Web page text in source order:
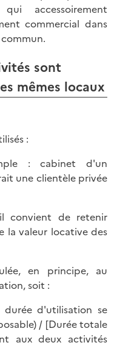
accessoirement
commercial dans
sont
mêmes locaux
:
: cabinet d'un
une clientèle privée
convient de retenir
la valeur locative des
en principe, au
soit :
d'utilisation se
/ [Durée totale
aux deux activités